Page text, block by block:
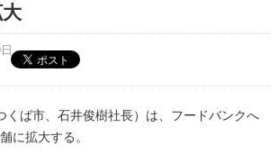
くば市、石井俊樹社長）は、フードバンクへ
に拡大する。